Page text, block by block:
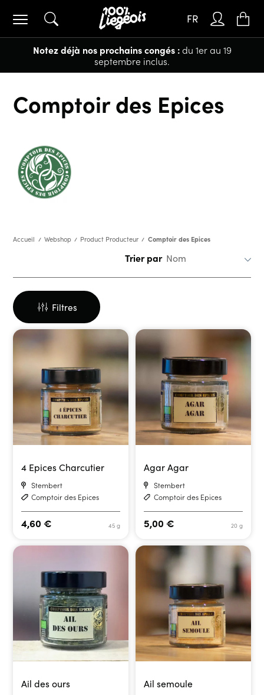
Notez déjà nos prochains congés :du 1er au 19
septembre inclus.
FR
Comptoir des Epices
Accueil Webshop Product Producteur Comptoir des Epices
Trier par
Filtres
4 Epices Charcutier
Stembert
Comptoir des Epices
45 g
4,60€
Agar Agar
Stembert
Comptoir des Epices
20 g
5,00 €
Ail des ours Ail semoule